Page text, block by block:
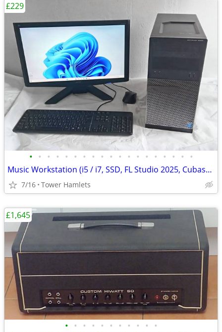
• • • • • • • • • • • • • • • • • • •
Music Workstation (i5 / i7, SSD, FL Studio 2025, Cubase, PreSonus, PC
7/16 Tower Hamlets
£229
• • • • • • • • • • •
£1,645